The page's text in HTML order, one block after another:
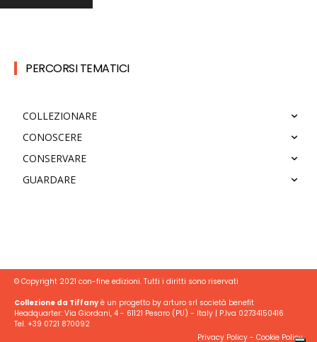
PERCORSI TEMATICI
COLLEZIONARE
CONOSCERE
CONSERVARE
GUARDARE
© Copyright 2021 con-fine edizioni. Tutti i diritti sono riservati
Collezione da Tiffanyè un progetto by arturo srl società benefit
Headquarter: Via Giordani, 4 - 61121 Pesaro (PU) - Italy | P.Iva 02734150416
Tel. +39 0721 870092
Privacy Policy - Cookie Policy